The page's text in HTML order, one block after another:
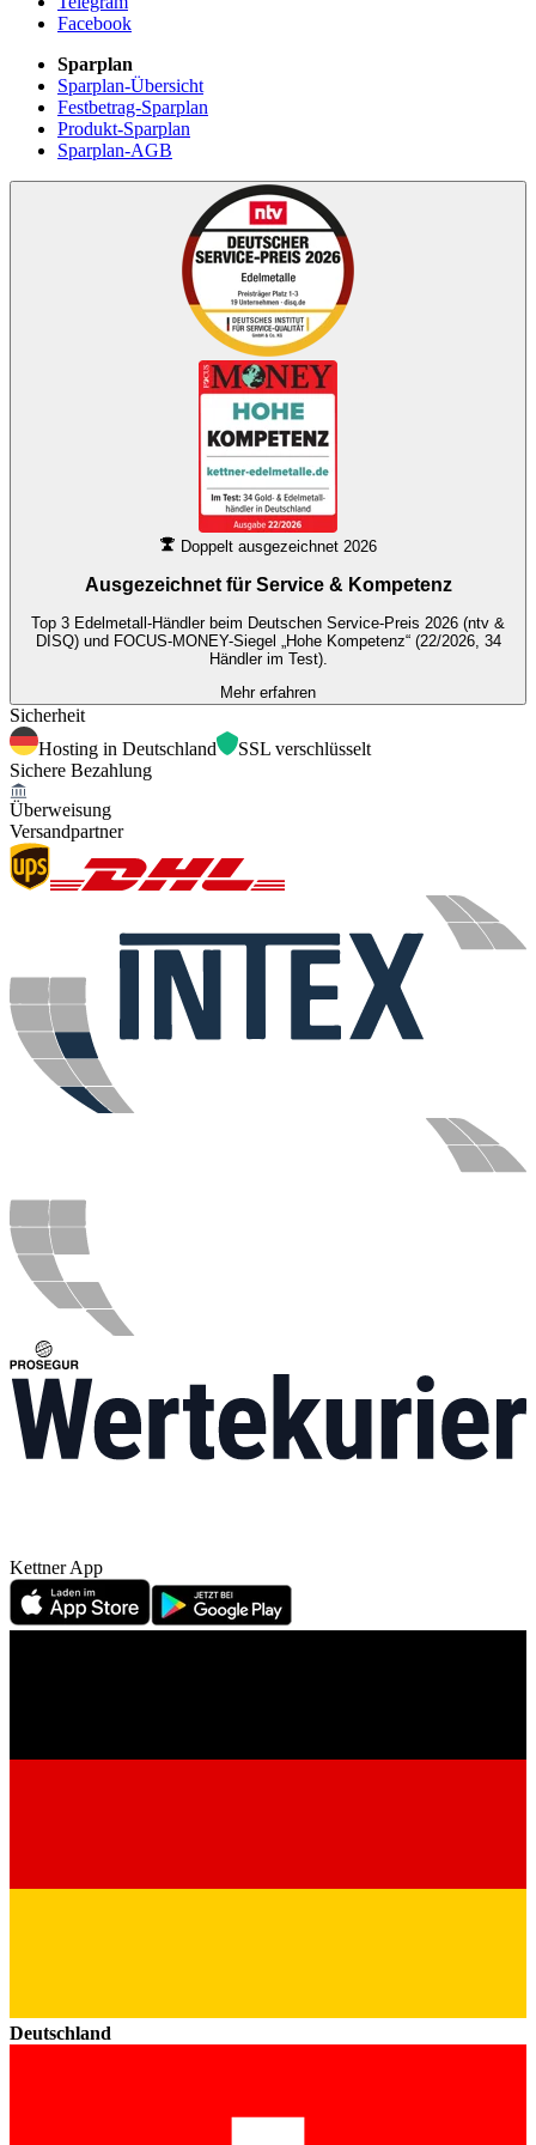
Facebook
Sparplan
Sparplan-Übersicht
Festbetrag-Sparplan
Produkt-Sparplan
Sparplan-AGB
Doppelt ausgezeichnet 2026
Ausgezeichnet für Service & Kompetenz
Top 3 Edelmetall-Händler beim Deutschen Service-Preis 2026 (ntv &
DISQ) und FOCUS-MONEY-Siegel „Hohe Kompetenz“ (22/2026, 34
Händler im Test).
Mehr erfahren
Sicherheit
Hosting in Deutschland
SSL verschlüsselt
Sichere Bezahlung
Überweisung
Versandpartner
Kettner App
Deutschland